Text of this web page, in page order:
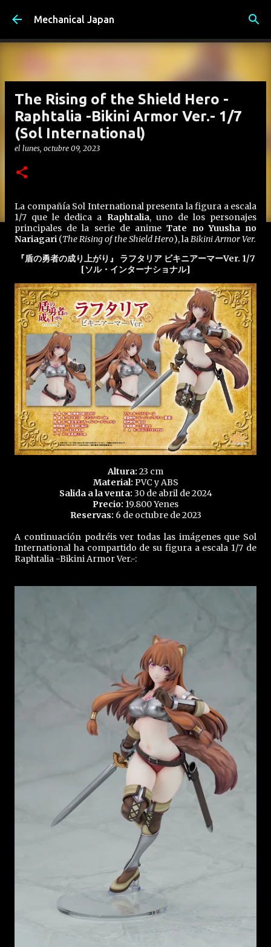
Ir al contenido principal
Mechanical Japan
The Rising of the Shield Hero -
Raphtalia -Bikini Armor Ver.- 1/7
(Sol International)
el lunes, octubre 09, 2023
La compañía Sol International presenta la figura a escala
1/7 que le dedica a Raphtalia, uno de los personajes
principales de la serie de animeTate no Yuusha no
Nariagari (The Rising of the Shield Hero), laBikini Armor Ver.
『盾の勇者の成り上がり』 ラフタリア ビキニアーマーVer. 1/7
[ソル・インターナショナル]
Altura: 23 cm
Material: PVC y ABS
Salida a la venta: 30 de abril de 2024
Precio: 19.800 Yenes
Reservas: 6 de octubre de 2023
A continuación podréis ver todas las imágenes que Sol
International ha compartido de su figura a escala 1/7 de
Raphtalia -Bikini Armor Ver.-: